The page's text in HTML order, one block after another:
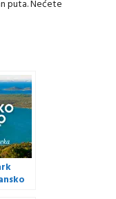
puta. Nećete